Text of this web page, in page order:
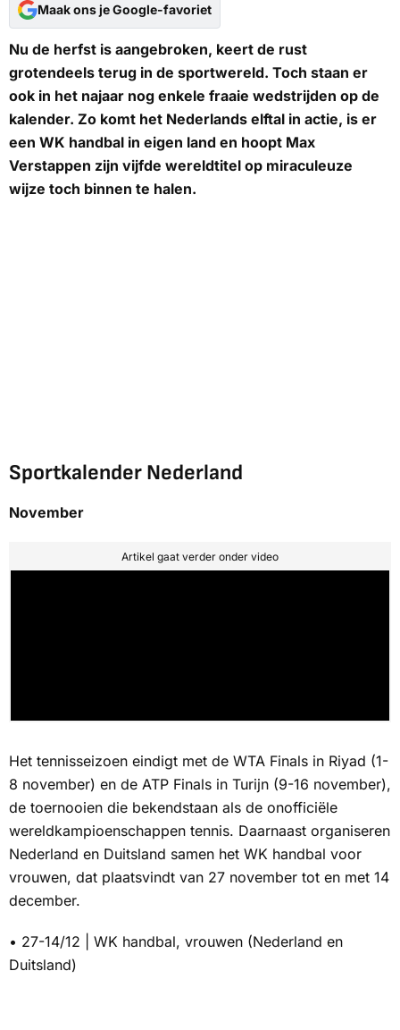
Maak ons je Google-favoriet
Nu de herfst is aangebroken, keert de rust
grotendeels terug in de sportwereld. Toch staan er
ook in het najaar nog enkele fraaie wedstrijden op de
kalender. Zo komt het Nederlands elftal in actie, is er
een WK handbal in eigen land en hoopt Max
Verstappen zijn vijfde wereldtitel op miraculeuze
wijze toch binnen te halen.
Sportkalender Nederland
November
Artikel gaat verder onder video
Het tennisseizoen eindigt met de WTA Finals in Riyad (1-
8 november) en de ATP Finals in Turijn (9-16 november),
de toernooien die bekendstaan als de onofficiële
wereldkampioenschappen tennis. Daarnaast organiseren
Nederland en Duitsland samen het WK handbal voor
vrouwen, dat plaatsvindt van 27 november tot en met 14
december.
• 27-14/12 | WK handbal, vrouwen (Nederland en
Duitsland)